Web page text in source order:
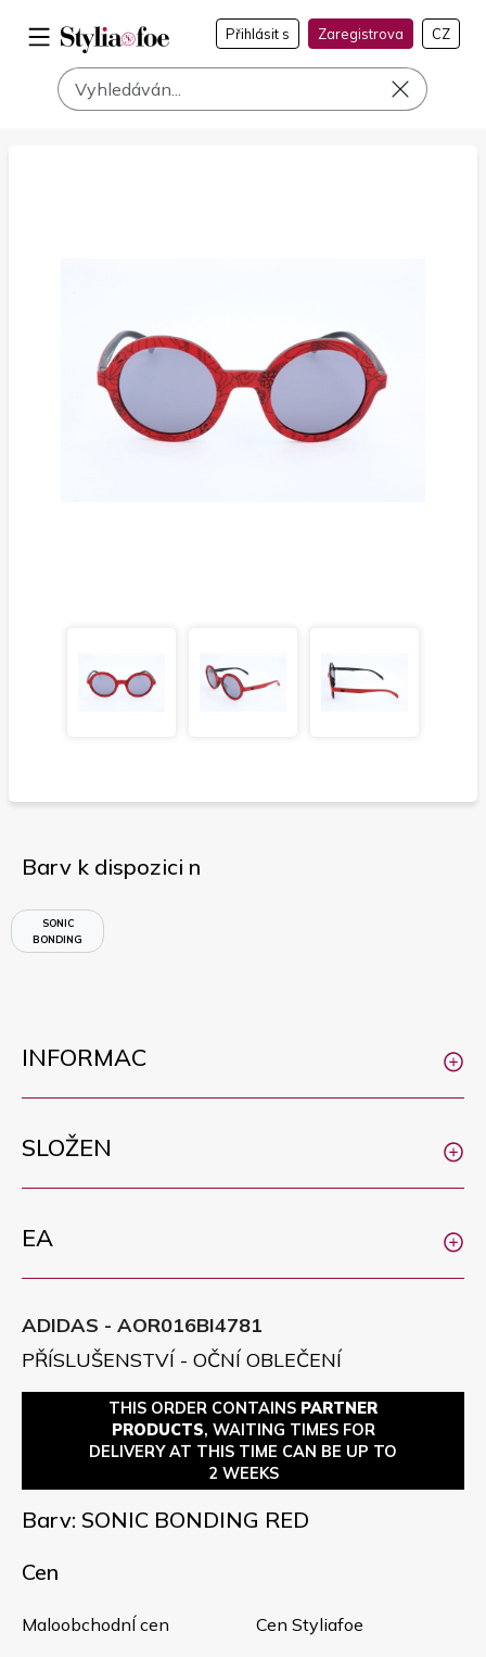
Přihlásit s Zaregistrova CZ
Barv k dispozici n
SONIC
BONDING
RED
INFORMAC
SLOŽEN
EA
ADIDAS - AOR016BI4781
PŘÍSLUŠENSTVÍ - OČNÍ OBLEČENÍ
THIS ORDER CONTAINS PARTNER
PRODUCTS, WAITING TIMES FOR
DELIVERY AT THIS TIME CAN BE UP TO
2 WEEKS
Barv: SONIC BONDING RED
Cen
MaloobchodnÍ cen Cen Styliafoe